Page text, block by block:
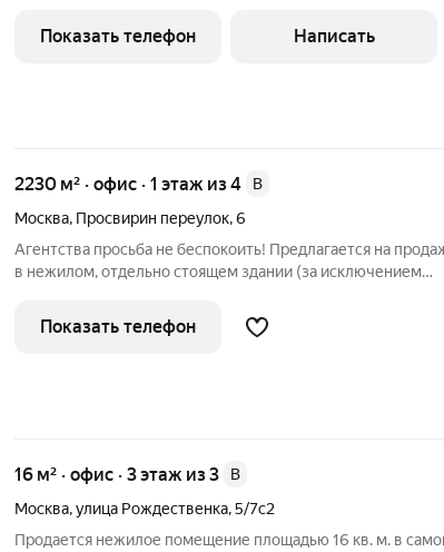
помещения в современном сервисном пространстве на 4
Бизнес Центра в престижной локации.
Показать телефон Написать
2230 м² · офис · 1 этаж из 4
B
Москва, Просвирин переулок,6
Агентства просьба не беспокоить! Предлагается на
в нежилом, отдельно стоящем здании (за исключением
(ЦАО) на первой линии домов переулка Просвирин, в
доступности от станций
Показать телефон
16 м² · офис · 3 этаж из 3
B
Москва,улица Рождественка,5/7с2
Продается нежилое помещение площадью 16 кв. м. в